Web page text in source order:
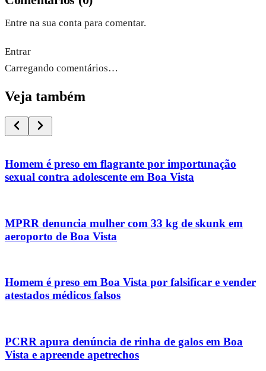
Entre na sua conta para comentar.
Entrar
Carregando comentários…
Veja também
Homem é preso em flagrante por importunação
sexual contra adolescente em Boa Vista
MPRR denuncia mulher com 33 kg de skunk em
aeroporto de Boa Vista
Homem é preso em Boa Vista por falsificar e vender
atestados médicos falsos
PCRR apura denúncia de rinha de galos em Boa
Vista e apreende apetrechos